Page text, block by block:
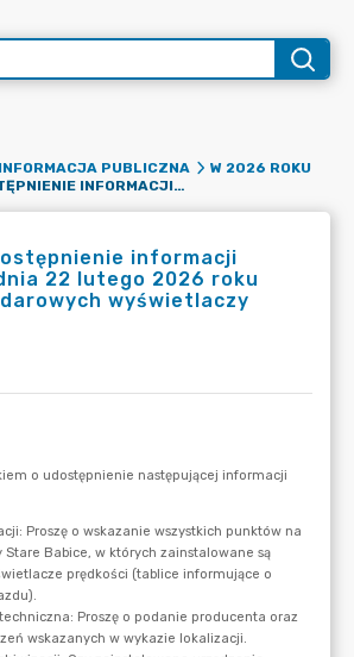
INFORMACJA PUBLICZNA
W 2026 ROKU
WNIOSEK O UDOSTĘPNIENIE INFORMACJI PUBLICZNEJ Z DNIA 22 LUTEGO 2026 ROKU DOTYCZĄCY RADAROWYCH WYŚWIETLACZY PRĘDKOŚCI
informacji
22 lutego 2026 roku
wyświetlaczy